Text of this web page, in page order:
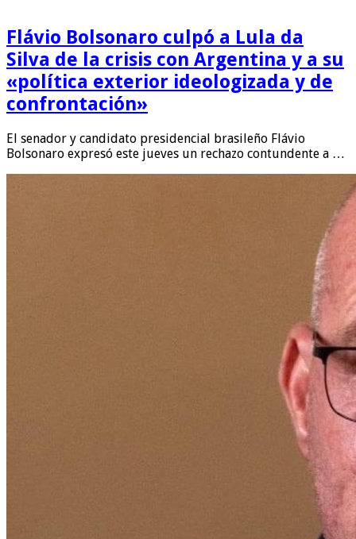
Flávio Bolsonaro culpó a Lula da
Silva de la crisis con Argentina y a su
«política exterior ideologizada y de
confrontación»
El senador y candidato presidencial brasileño Flávio
Bolsonaro expresó este jueves un rechazo contundente a …